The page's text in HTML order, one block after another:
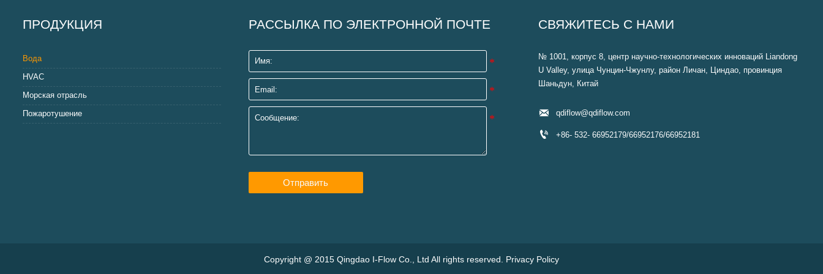
ПРОДУКЦИЯ
Вода
HVAC
Морская отрасль
Пожаротушение
РАССЫЛКА ПО ЭЛЕКТРОННОЙ ПОЧТЕ
Отправить
СВЯЖИТЕСЬ С НАМИ
№ 1001, корпус 8, центр научно-технологических инноваций Liandong
U Valley, улица Чунцин-Чжунлу, район Личан, Циндао, провинция
Шаньдун, Китай
 qdiflow@qdiflow.com
 +86- 532- 66952179/66952176/66952181
Copyright @ 2015 Qingdao I-Flow Co., Ltd All rights reserved. Privacy Policy